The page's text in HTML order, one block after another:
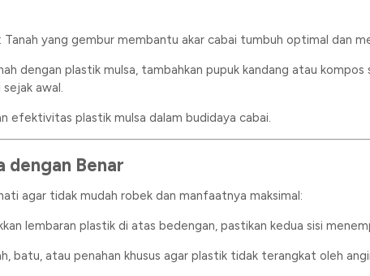
: Tanah yang gembur membantu akar cabai tumbuh optimal dan
dengan plastik mulsa, tambahkan pupuk kandang atau
awal.
efektivitas plastik mulsa dalam budidaya cabai.
dengan Benar
agar tidak mudah robek dan manfaatnya maksimal:
lembaran plastik di atas bedengan, pastikan kedua sisi
batu, atau penahan khusus agar plastik tidak terangkat oleh